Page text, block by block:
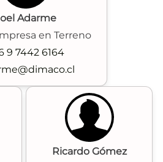
Adarme
en Terreno
9 7442 6164
Ricardo Gómez